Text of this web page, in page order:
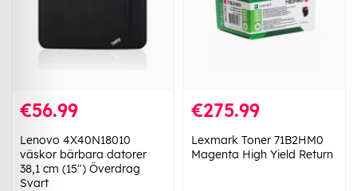
€56.99
Lenovo 4X40N18010
väskor bärbara datorer
38,1 cm (15") Överdrag
Svart
€275.99
Lexmark Toner 71B2HM0
Magenta High Yield Return